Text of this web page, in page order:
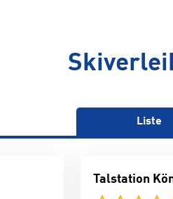
Liste
Talstation